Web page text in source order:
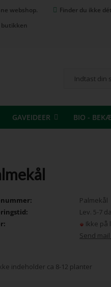
webshop.
Finder du ikke
GAVEIDEER BIO -
Palmekål
Lev. 5-7
Ikke på
Send
indeholder ca 8-12 planter